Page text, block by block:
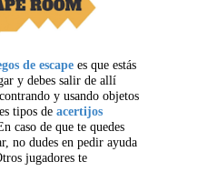
de escape es que estás
y debes salir de allí
y usando objetos
tipos de acertijos
caso de que te quedes
no dudes en pedir ayuda
jugadores te